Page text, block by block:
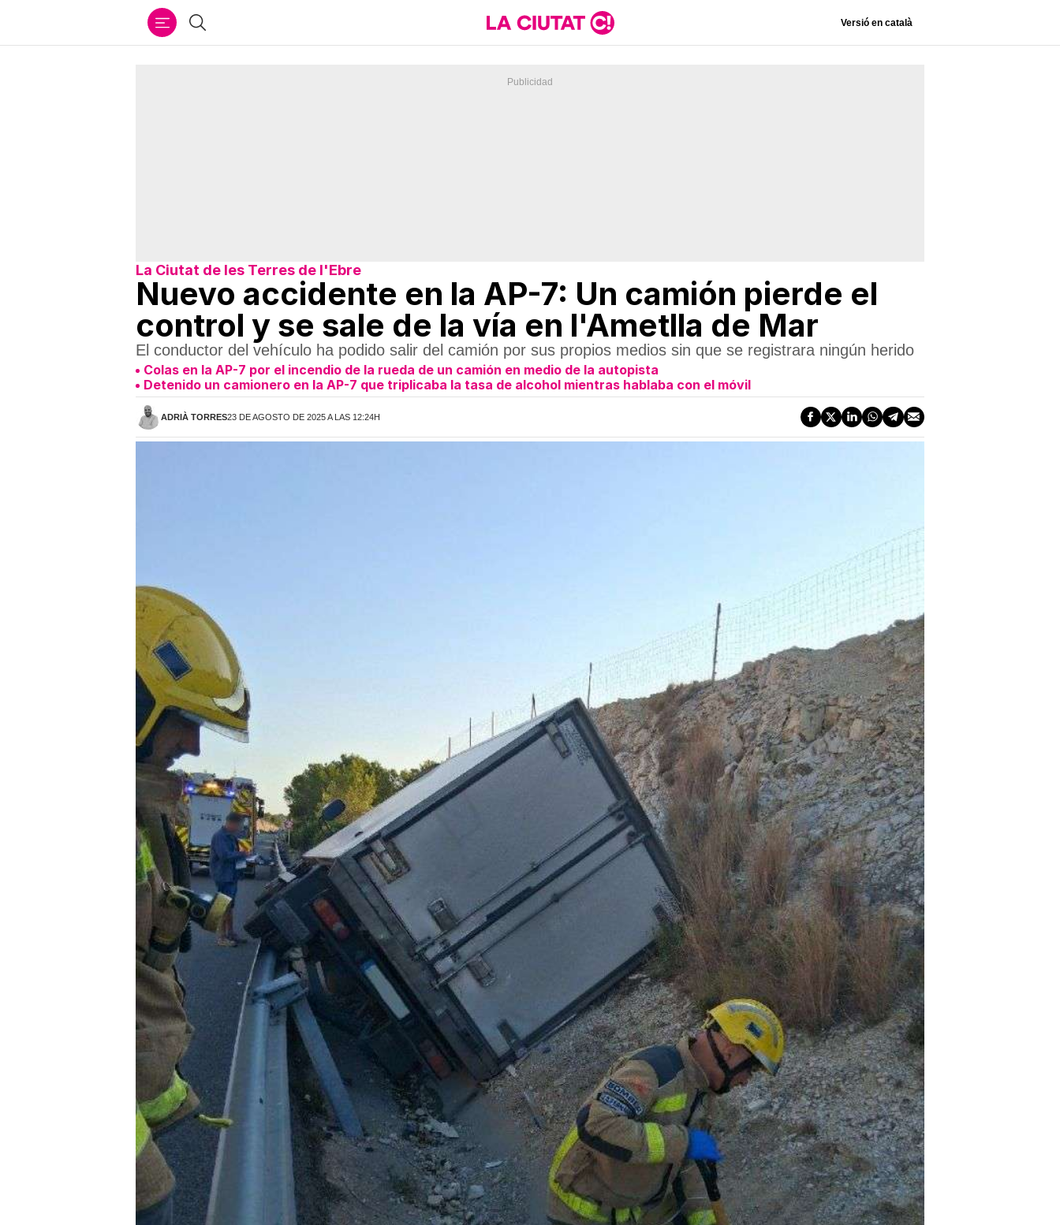
Buscar Versió en català
La Ciutat de les Terres de l'Ebre
Nuevo accidente en la AP-7: Un camión pierde el
control y se sale de la vía en l'Ametlla de Mar
El conductor del vehículo ha podido salir del camión por sus propios medios sin que se registrara ningún herido
Colas en la AP-7 por el incendio de la rueda de un camión en medio de la autopista
Detenido un camionero en la AP-7 que triplicaba la tasa de alcohol mientras hablaba con el móvil
ADRIÀ TORRES23 DE AGOSTO DE 2025 A LAS 12:24H